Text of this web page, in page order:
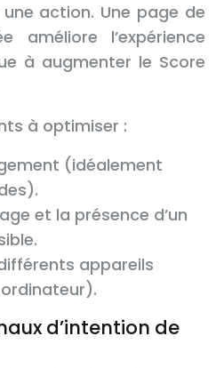
action. Une page de
améliore l’expérience
à augmenter le Score
à optimiser :
(idéalement
et la présence d’un
appareils
d’intention de